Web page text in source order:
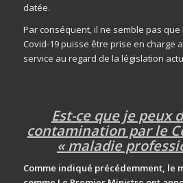
datée.
Par conséquent, il ne semble pas
Covid-19 puisse être prise en charge
service au regard de la législation
Est-ce que je peux
contamination par le
« maladie
Comme indiqué précédemment, le